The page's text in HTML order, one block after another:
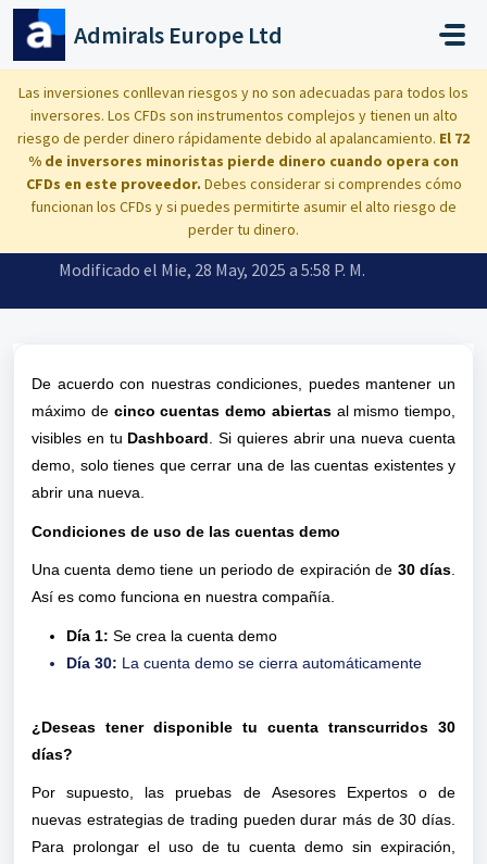
Saltar al contenido principal
Admirals Europe Ltd
Las inversiones conllevan riesgos y no son adecuadas para todos los
inversores. Los CFDs son instrumentos complejos y tienen un alto
riesgo de perder dinero rápidamente debido al apalancamiento. El 72
% de inversores minoristas pierde dinero cuando opera con
CFDs en este proveedor. Debes considerar si comprendes cómo
funcionan los CFDs y si puedes permitirte asumir el alto riesgo de
perder tu dinero.
Inicio ... ¿Cómo puedo prolongar el uso de mi cuenta demo?
¿Cómo puedo prolongar el uso de mi
cuenta demo?
Modificado el Mie, 28 May, 2025 a 5:58 P. M.
De acuerdo con nuestras condiciones, puedes mantener un
máximo de cinco cuentas demo abiertas al mismo tiempo,
visibles en tu Dashboard . Si quieres abrir una nueva cuenta
demo, solo tienes que cerrar una de las cuentas existentes y
abrir una nueva.
Condiciones de uso de las cuentas demo
Una cuenta demo tiene un periodo de expiración de 30 días.
Así es como funciona en nuestra compañía.
Día 1: Se crea la cuenta demo
Día 30: La cuenta demo se cierra automáticamente
¿Deseas tener disponible tu cuenta transcurridos 30
días?
Por supuesto, las pruebas de Asesores Expertos o de
nuevas estrategias de trading pueden durar más de 30 días.
Para prolongar el uso de tu cuenta demo sin expiración,